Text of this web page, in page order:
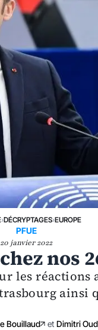
›DÉCRYPTAGES›EUROPE
PFUE
20 janvier 2022
nos
les réactions
ainsi
Bouillaud et Dimitri